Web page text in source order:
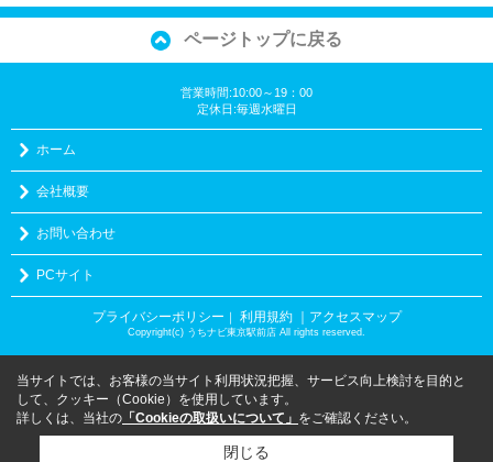
ページトップに戻る
営業時間:10:00～19：00
定休日:毎週水曜日
ホーム
会社概要
お問い合わせ
PCサイト
プライバシーポリシー ｜ 利用規約 ｜アクセスマップ
Copyright(c) うちナビ東京駅前店 All rights reserved.
当サイトでは、お客様の当サイト利用状況把握、サービス向上検討を目的と
して、クッキー（Cookie）を使用しています。
詳しくは、当社の 「Cookieの取扱いについて」 をご確認ください。
閉じる